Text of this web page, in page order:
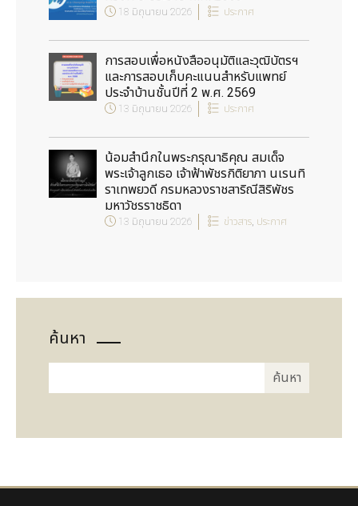
18 มิถุนายน 2026 ประกาศ
การสอบเพื่อหนังสืออนุมัติและวุฒิบัตรฯ
และการสอบเก็บคะแนนสำหรับแพทย์
ประจำบ้านชั้นปีที่ 2 พ.ศ. 2569
13 มิถุนายน 2026 ประกาศ
น้อมสำนึกในพระกรุณาธิคุณ สมเด็จ
พระเจ้าลูกเธอ เจ้าฟ้าพัชรกิติยาภา นเรนทิ
ราเทพยวดี กรมหลวงราชสาริณีสิริพัชร
มหาวัชรราชธิดา
13 มิถุนายน 2026 ข่าวสาร, ประกาศ
ค้นหา